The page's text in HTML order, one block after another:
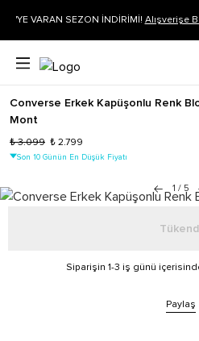
Siparişin 1-3 iş günü
Converse Erkek Kapüşonlu Renk
Mont
₺ 3.099 ₺ 2.799
Son 10 Günün En Düşük Fiyatı
1 / 5
Siparişin 1-3 iş günü
Paylaş